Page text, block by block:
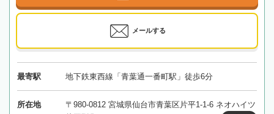
メールする
最寄駅 地下鉄東西線「青葉通一番町駅」徒歩6分
所在地
〒980-0812 宮城県仙台市青葉区片平1-1-6 ネオハイツ